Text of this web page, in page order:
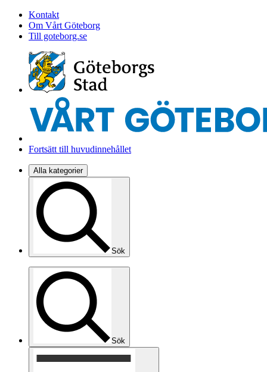
Kontakt
Om Vårt Göteborg
Till goteborg.se
Fortsätt till huvudinnehållet
Alla kategorier
Sök
Sök